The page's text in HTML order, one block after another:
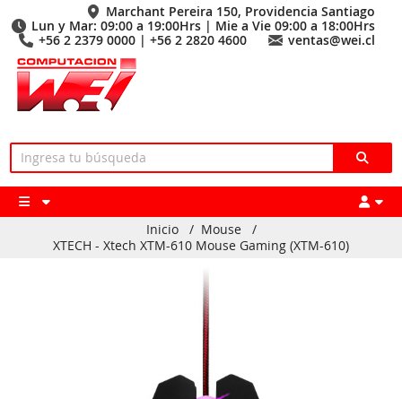
Marchant Pereira 150, Providencia Santiago
Lun y Mar: 09:00 a 19:00Hrs | Mie a Vie 09:00 a 18:00Hrs
+56 2 2379 0000 | +56 2 2820 4600
ventas@wei.cl
Inicio / Mouse
/
XTECH - Xtech XTM-610 Mouse Gaming (XTM-610)